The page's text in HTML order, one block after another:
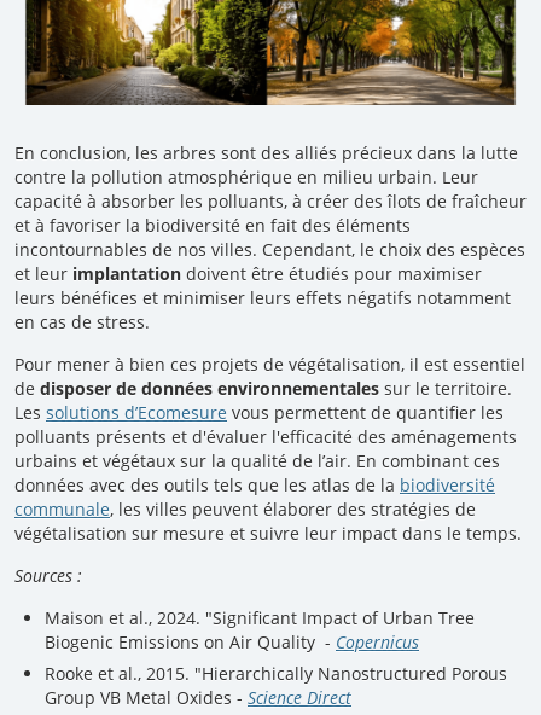
En conclusion, les arbres sont des alliés précieux dans la lutte
contre la pollution atmosphérique en milieu urbain. Leur
capacité à absorber les polluants, à créer des îlots de fraîcheur
et à favoriser la biodiversité en fait des éléments
incontournables de nos villes. Cependant, le choix des espèces
et leur implantation doivent être étudiés pour maximiser
leurs bénéfices et minimiser leurs effets négatifs notamment
en cas de stress.
Pour mener à bien ces projets de végétalisation, il est essentiel
de disposer de données environnementales sur le territoire.
Les solutions d’Ecomesure vous permettent de quantifier les
polluants présents et d'évaluer l'efficacité des aménagements
urbains et végétaux sur la qualité de l’air. En combinant ces
données avec des outils tels que les atlas de la biodiversité
communale, les villes peuvent élaborer des stratégies de
végétalisation sur mesure et suivre leur impact dans le temps.
Sources :
Maison et al., 2024. "Significant Impact of Urban Tree
Biogenic Emissions on Air Quality - Copernicus
Rooke et al., 2015. "Hierarchically Nanostructured Porous
Group VB Metal Oxides - Science Direct